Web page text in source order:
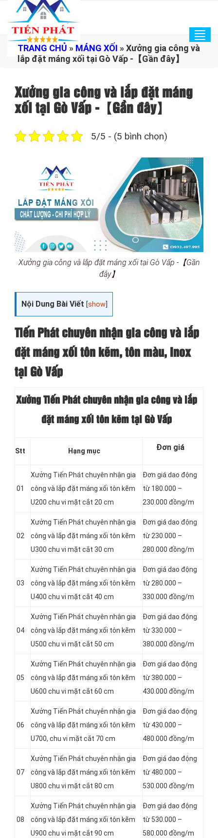
TRANG CHỦ » MÁNG XỐI »Xưởng gia công và
lắp đặt máng xối tại Gò Vấp -【Gần đây】
Xưởng gia công và lắp đặt máng
xối tại Gò Vấp -【Gần đây】
5/5 - (5 bình chọn)
Xưởng gia công và lắp đặt máng xối tại Gò Vấp -【Gần
đây】
Nội Dung Bài Viết [show
Tiến Phát chuyên nhận gia công và lắp
đặt máng xối tôn kẽm, tôn màu, Inox
tại Gò Vấp
Xưởng Tiến Phát chuyên nhận gia công và lắp
đặt máng xối tôn kẽm tại Gò Vấp
Stt Hạng mục Đơn giá
01
Xưởng Tiến Phát chuyên nhận gia
công và lắp đặt máng xối tôn kẽm
U200 chu vi mặt cắt 20 cm
Đơn giá dao động
từ 180.000 –
230.000 đồng/m
02
Xưởng Tiến Phát chuyên nhận gia
công và lắp đặt máng xối tôn kẽm
U300 chu vi mặt cắt 30 cm
Đơn giá dao động
từ 230.000 –
280.000 đồng/m
03
Xưởng Tiến Phát chuyên nhận gia
công và lắp đặt máng xối tôn kẽm
U400 chu vi mặt cắt 40 cm
Đơn giá dao động
từ 280.000 –
330.000 đồng/m
04
Xưởng Tiến Phát chuyên nhận gia
công và lắp đặt máng xối tôn kẽm
U500 chu vi mặt cắt 50 cm
Đơn giá dao động
từ 330.000 –
380.000 đồng/m
05
Xưởng Tiến Phát chuyên nhận gia
công và lắp đặt máng xối tôn kẽm
U600 chu vi mặt cắt 60 cm
Đơn giá dao động
từ 380.000 –
430.000 đồng/m
06
Xưởng Tiến Phát chuyên nhận gia
công và lắp đặt máng xối tôn kẽm
U700, chu vi mặt cắt 70 cm
Đơn giá dao động
từ 430.000 –
480.000 đồng/m
07
Xưởng Tiến Phát chuyên nhận gia
công và lắp đặt máng xối tôn kẽm
U800 chu vi mặt cắt 80 cm
Đơn giá dao động
từ 480.000 –
530.000 đồng/m
08
Xưởng Tiến Phát chuyên nhận gia
công và lắp đặt máng xối tôn kẽm
U900 chu vi mặt cắt 90 cm
Đơn giá dao động
từ 530.000 –
580.000 đồng/m